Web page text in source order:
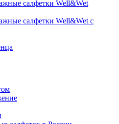
салфетки Well&Wet
салфетки Well&Wet с